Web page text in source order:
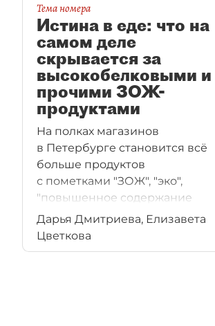
Тема номера
Истина в еде: что на
самом деле
скрывается за
высокобелковыми и
прочими ЗОЖ-
продуктами
На полках магазинов
в Петербурге становится всё
больше продуктов
с пометками "ЗОЖ", "эко",
"повышенное содержание
белка" и так далее. Покупатели,
заботящиеся о своём
Дарья Дмитриева, Елизавета
Цветкова